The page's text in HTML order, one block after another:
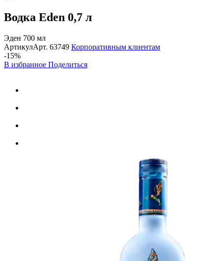
Водка Eden 0,7 л
Эден 700 мл
АртикулАрт. 63749 Корпоративным клиентам
-15%
В избранное Поделиться